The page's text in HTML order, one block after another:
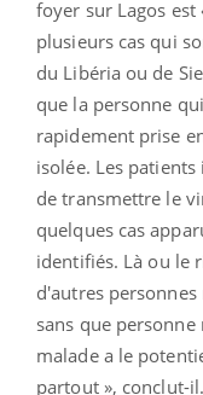
foyer sur Lagos est
plusieurs cas qui
du Libéria ou de
que la personne
rapidement prise
isolée. Les
de transmettre le
quelques cas
identifiés. Là ou le
d'autres
sans que personne
malade a le
partout », conclut-il.